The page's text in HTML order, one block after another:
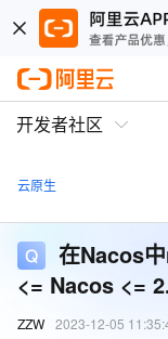
开发者社区
云原生
在Nacos
<= Nacos <=
ZZW 2023-12-05